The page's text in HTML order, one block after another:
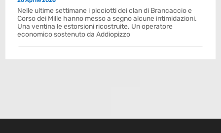
Nelle ultime settimane i picciotti dei clan di Brancaccio e
Corso dei Mille hanno messo a segno alcune intimidazioni.
Una ventina le estorsioni ricostruite. Un operatore
economico sostenuto da Addiopizzo